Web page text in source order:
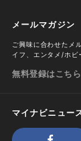
メールマガジン
ご興味に合わせたメ
イフ、エンタメ/ホビ
無料登録はこちら
マイナビニュー